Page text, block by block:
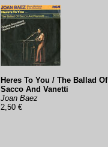
Heres To You / The Ballad Of
Sacco And Vanetti
Joan Baez
2,50 €